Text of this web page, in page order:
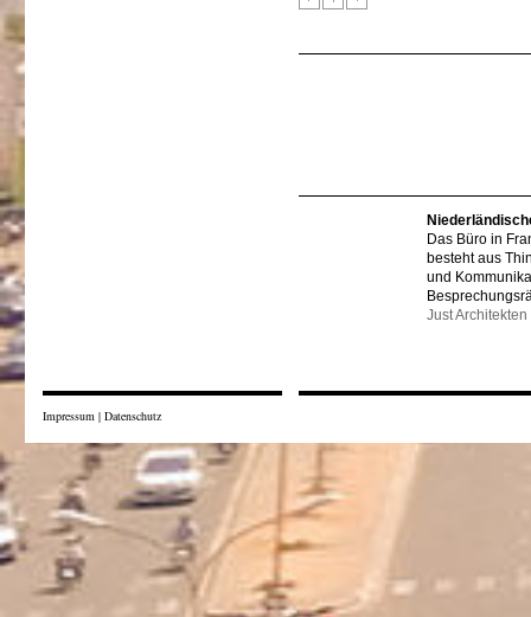
Das Büro in
besteht aus
und
Just Architekten
Impressum | Datenschutz